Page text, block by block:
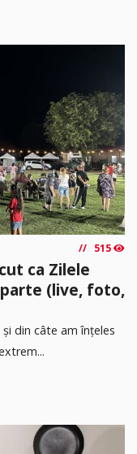
515
ca Zilele
(live, foto,
din câte am înțeles